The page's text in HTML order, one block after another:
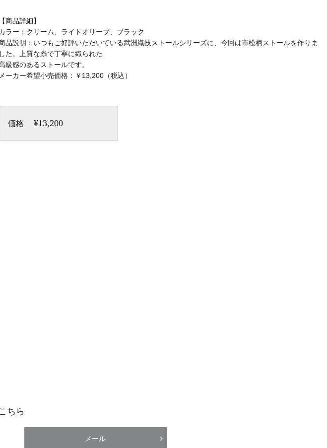
【商品詳細】
ラー：クリーム、ライトオリーブ、ブラック
品説明：いつもご好評いただいている武洲織技ストールシリーズに、今回は市松柄ストールを作りま
した。上質な糸で丁寧に織られた
級感のあるストールです。
メーカー希望小売価格：￥13,200（税込）
価格 ¥13,200
ちら
メール